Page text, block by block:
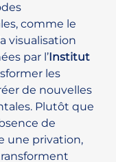
comme le
visualisation
par l’Institut
les
de nouvelles
Plutôt que
de
une privation,